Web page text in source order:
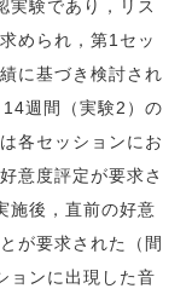
実験であり，リス
められ，第1セッ
に基づき検討され
週間（実験2）の
各セッションにお
意度評定が要求さ
施後，直前の好意
が要求された（間
ョンに出現した音